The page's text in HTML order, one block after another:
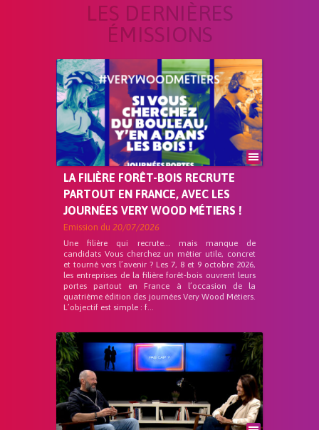
LES DERNIÈRES
ÉMISSIONS
LA FILIÈRE FORÊT-BOIS RECRUTE
PARTOUT EN FRANCE, AVEC LES
JOURNÉES VERY WOOD MÉTIERS !
Emission du 20/07/2026
Une filière qui recrute… mais manque de
candidats Vous cherchez un métier utile, concret
et tourné vers l’avenir ? Les 7, 8 et 9 octobre 2026,
les entreprises de la filière forêt-bois ouvrent leurs
portes partout en France à l’occasion de la
quatrième édition des journées Very Wood Métiers.
L’objectif est simple : f...